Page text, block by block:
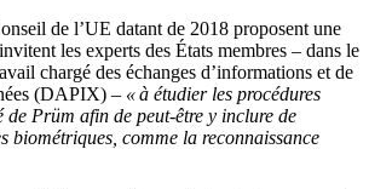
de l’UE datant de 2018 proposent une
les experts des États membres – dans le
chargé des échanges d’informations et de
(DAPIX) – « à étudier les procédures
de Prüm afin de peut-être y inclure de
biométriques, comme la reconnaissance